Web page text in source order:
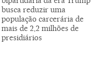
busca reduzir uma
população carcerária de
mais de 2,2 milhões de
presidiários